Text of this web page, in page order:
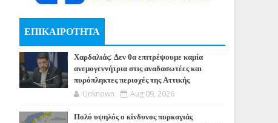
ΕΠΙΚΑΙΡΟΤΗΤΑ
Χαρδαλιάς: Δεν θα επιτρέψουμε καμία
ανεμογεννήτρια στις αναδασωτέες και
πυρόπληκτες περιοχές της Αττικής
Unknown Aug 09, 2026
Πολύ υψηλός ο κίνδυνος πυρκαγιάς